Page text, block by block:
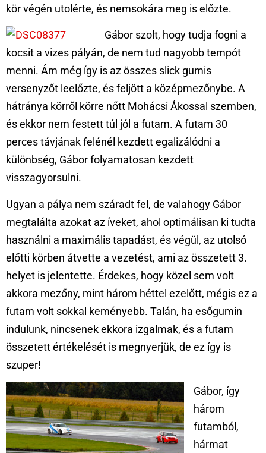
kör végén utolérte, és nemsokára meg is előzte.
Gábor szolt, hogy tudja fogni a
kocsit a vizes pályán, de nem tud nagyobb tempót
menni. Ám még így is az összes slick gumis
versenyzőt leelőzte, és feljött a középmezőnybe. A
hátránya körről körre nőtt Mohácsi Ákossal szemben,
és ekkor nem festett túl jól a futam. A futam 30
perces távjának felénél kezdett egalizálódni a
különbség, Gábor folyamatosan kezdett
visszagyorsulni.
Ugyan a pálya nem száradt fel, de valahogy Gábor
megtalálta azokat az íveket, ahol optimálisan ki tudta
használni a maximális tapadást, és végül, az utolsó
előtti körben átvette a vezetést, ami az összetett 3.
helyet is jelentette. Érdekes, hogy közel sem volt
akkora mezőny, mint három héttel ezelőtt, mégis ez a
futam volt sokkal keményebb. Talán, ha esőgumin
indulunk, nincsenek ekkora izgalmak, és a futam
összetett értékelését is megnyerjük, de ez így is
szuper!
Gábor, így
három
futamból,
hármat